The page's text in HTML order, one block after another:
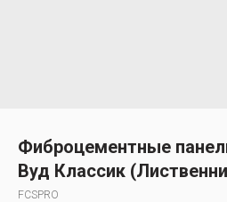
Фиброцементные
Вуд Классик
FCSPRO